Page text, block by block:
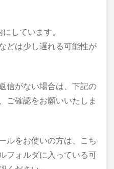
しています。
どは少し遅れる可能性が
信がない場合は、下記の
ご確認をお願いいたしま
ルをお使いの方は、こち
フォルダに入っている可